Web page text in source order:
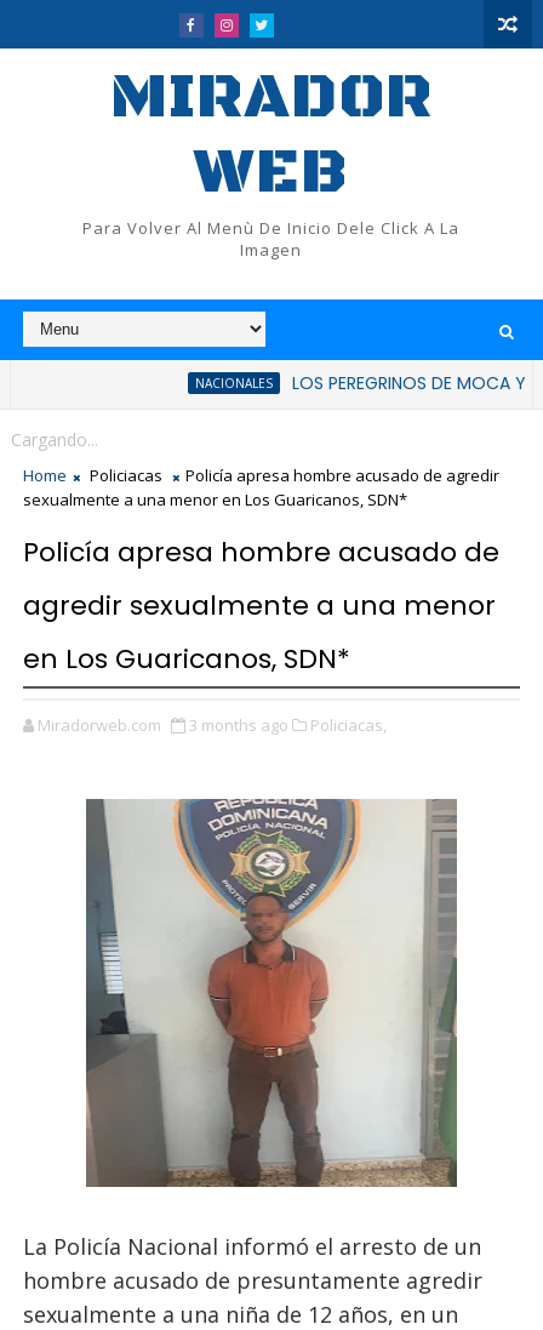
MIRADOR
WEB
Para Volver Al Menù De Inicio Dele Click A La
Imagen
LOS PEREGRINOS DE MOCA Y FLUP
Cargando...
Home Policiacas
Policía apresa hombre acusado de agredir
sexualmente a una menor en Los Guaricanos, SDN*
Policía apresa hombre acusado de
agredir sexualmente a una menor
en Los Guaricanos, SDN*
Miradorweb.com 3 months ago Policiacas,
La Policía Nacional informó el arresto de un
hombre acusado de presuntamente agredir
sexualmente a una niña de 12 años, en un